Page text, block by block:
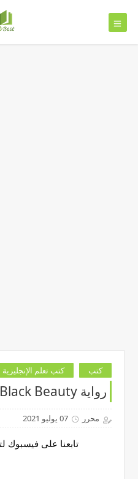
كتب كتب تعلم الإنجليزية
رواية Black Beauty
محرر 07 يوليو 2021
تابعنا على